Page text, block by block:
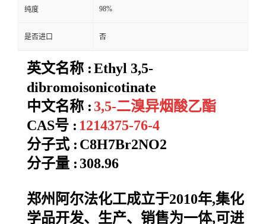
纯度 98%
是否进口 否
英文名称 :Ethyl 3,5-
dibromoisonicotinate
中文名称 : 3,5-二溴异烟酸乙酯
CAS号 : 1214375-76-4
分子式 : C8H7Br2NO2
分子量 : 308.96
郑州阿尔法化工成立于2010年,集化
学品开发、生产、销售为一体,可进